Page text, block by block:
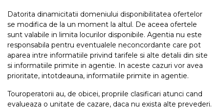
Datorita dinamicitatii domeniului disponibilitatea ofertelor
se modifica de la un moment la altul. De aceea ofertele
sunt valabile in limita locurilor disponibile. Agentia nu este
responsabila pentru eventualele neconcordante care pot
aparea intre informatiile privind tarifele si alte detalii din site
si informatiile primite in agentie. In aceste cazuri vor avea
prioritate, intotdeauna, informatiile primite in agentie.
Touroperatorii au, de obicei, propriile clasificari atunci cand
evalueaza o unitate de cazare, daca nu exista alte prevederi.